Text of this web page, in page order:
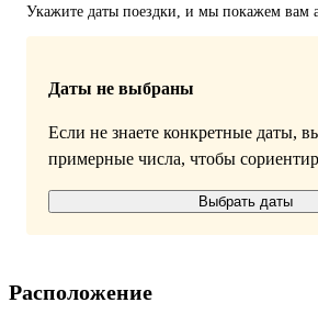
Укажите даты поездки, и мы покажем вам
Даты не выбраны
Если не знаете конкретные даты,
примерные числа, чтобы
Выбрать даты
Расположение